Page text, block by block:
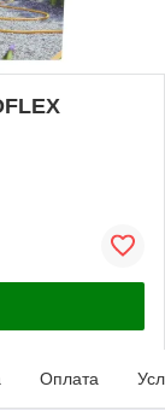
Оплата